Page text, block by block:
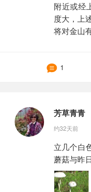
附近或经
度大，上
将对金山
1
芳草青青
约32天前
立几个白
蘑菇与昨